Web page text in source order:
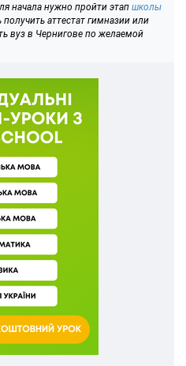
начала нужно пройти этап школы
аттестат гимназии или
вуз в Чернигове по желаемой